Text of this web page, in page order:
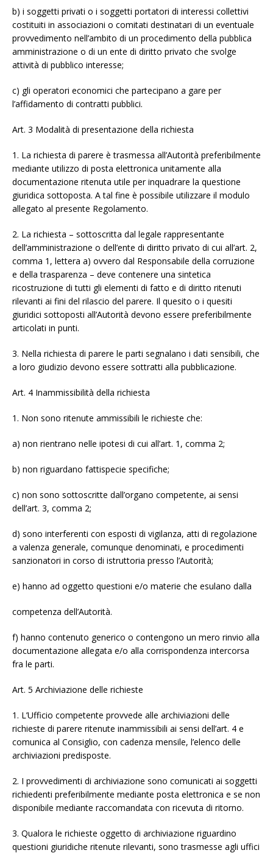
b) i soggetti privati o i soggetti portatori di interessi collettivi
costituiti in associazioni o comitati destinatari di un eventuale
provvedimento nell’ambito di un procedimento della pubblica
amministrazione o di un ente di diritto privato che svolge
attività di pubblico interesse;
c) gli operatori economici che partecipano a gare per
l’affidamento di contratti pubblici.
Art. 3 Modalità di presentazione della richiesta
1. La richiesta di parere è trasmessa all’Autorità preferibilmente
mediante utilizzo di posta elettronica unitamente alla
documentazione ritenuta utile per inquadrare la questione
giuridica sottoposta. A tal fine è possibile utilizzare il modulo
allegato al presente Regolamento.
2. La richiesta – sottoscritta dal legale rappresentante
dell’amministrazione o dell’ente di diritto privato di cui all’art. 2,
comma 1, lettera a) ovvero dal Responsabile della corruzione
e della trasparenza – deve contenere una sintetica
ricostruzione di tutti gli elementi di fatto e di diritto ritenuti
rilevanti ai fini del rilascio del parere. Il quesito o i quesiti
giuridici sottoposti all’Autorità devono essere preferibilmente
articolati in punti.
3. Nella richiesta di parere le parti segnalano i dati sensibili, che
a loro giudizio devono essere sottratti alla pubblicazione.
Art. 4 Inammissibilità della richiesta
1. Non sono ritenute ammissibili le richieste che:
a) non rientrano nelle ipotesi di cui all’art. 1, comma 2;
b) non riguardano fattispecie specifiche;
c) non sono sottoscritte dall’organo competente, ai sensi
dell’art. 3, comma 2;
d) sono interferenti con esposti di vigilanza, atti di regolazione
a valenza generale, comunque denominati, e procedimenti
sanzionatori in corso di istruttoria presso l’Autorità;
e) hanno ad oggetto questioni e/o materie che esulano dalla
competenza dell’Autorità.
f) hanno contenuto generico o contengono un mero rinvio alla
documentazione allegata e/o alla corrispondenza intercorsa
fra le parti.
Art. 5 Archiviazione delle richieste
1. L’Ufficio competente provvede alle archiviazioni delle
richieste di parere ritenute inammissibili ai sensi dell’art. 4 e
comunica al Consiglio, con cadenza mensile, l’elenco delle
archiviazioni predisposte.
2. I provvedimenti di archiviazione sono comunicati ai soggetti
richiedenti preferibilmente mediante posta elettronica e se non
disponibile mediante raccomandata con ricevuta di ritorno.
3. Qualora le richieste oggetto di archiviazione riguardino
questioni giuridiche ritenute rilevanti, sono trasmesse agli uffici